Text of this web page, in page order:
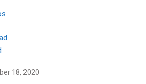
18, 2020